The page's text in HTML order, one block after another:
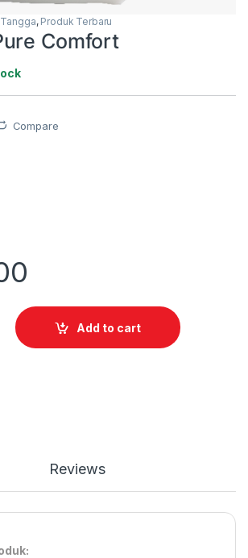
, Produk Terbaru
Comfort
Compare
Add to cart
Reviews